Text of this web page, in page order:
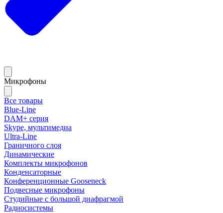
Микрофоны
Все товары
Blue-Line
DAM+ серия
Skype, мультимедиа
Ultra-Line
Граничного слоя
Динамические
Комплекты микрофонов
Конденсаторные
Конференционные Gooseneck
Подвесные микрофоны
Студийные с большой диафрагмой
Радиосистемы